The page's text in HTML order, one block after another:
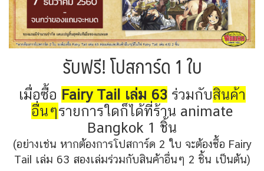
รับฟรี! โปสการ์ด 1 ใบ
เมื่อซื้อ Fairy Tail เล่ม 63 ร่วมกับสินค้า
อื่นๆรายการใดก็ได้ที่ร้าน animate
Bangkok 1 ชิ้น
(อย่างเช่น หากต้องการโปสการ์ด 2 ใบ จะต้องซื้อ Fairy
Tail เล่ม 63 สองเล่มร่วมกับสินค้าอื่นๆ 2 ชิ้น เป็นต้น)